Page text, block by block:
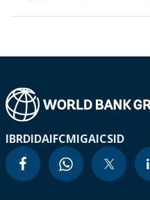
IBRDIDAIFCMIGAICSID